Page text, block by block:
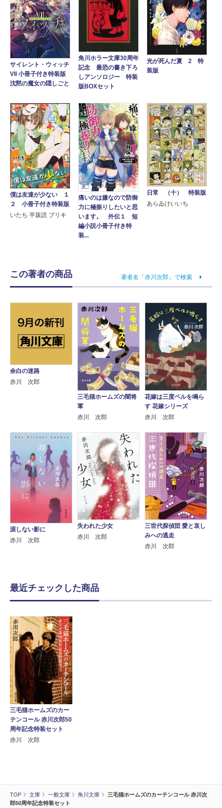
TOP 文庫 一般文庫 角川文庫
三毛猫ホームズのカーテンコール 赤川次
郎50周年記念特装セット
サイレント・ウィッチ
VII 小冊子付き特装版
沈黙の魔女の隠しごと
角川ホラー文庫30周年
記念 最恐の書き下ろ
しアンソロジー 特装
版BOXセット
光が死んだ夏 2 特
装版
僕は友達が少ない １
２ 小冊子付き特装版
いたち 平坂読 ブリキ
痛いのは嫌なので防御
力に極振りしたいと思
います。 外伝１ 短
編小説小冊子付き特
装...
日常 （十） 特装版
あらゐけいいち
この著者の商品 著者名「赤川次郎」で検索
余白の迷路
赤川 次郎
三毛猫ホームズの闇将
軍
赤川 次郎
花嫁は三度ベルを鳴ら
す 花嫁シリーズ
赤川 次郎
涯しない影に
赤川 次郎
失われた少女
赤川 次郎
三世代探偵団 愛と哀し
みへの逃走
赤川 次郎
最近チェックした商品
三毛猫ホームズのカー
テンコール 赤川次郎50
周年記念特装セット
赤川 次郎